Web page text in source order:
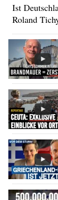
Ist
Roland